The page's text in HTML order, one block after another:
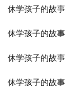
休学孩子的故事
休学孩子的故事
休学孩子的故事
休学孩子的故事